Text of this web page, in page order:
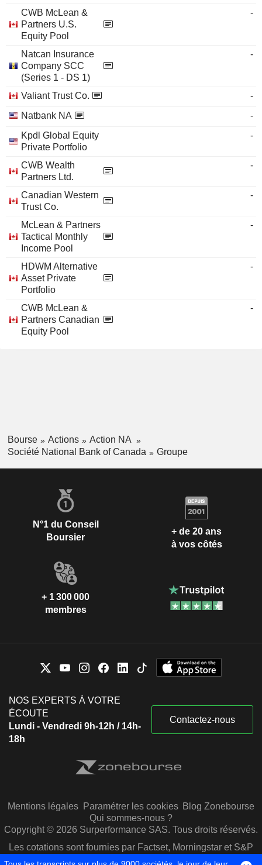
CWB McLean &
Partners U.S.
Equity Pool
-
Natcan Insurance
Company SCC
(Series 1 - DS 1)
-
Valiant Trust Co.
-
Natbank NA
-
Kpdl Global Equity
Private Portfolio
-
CWB Wealth
Partners Ltd.
-
Canadian Western
Trust Co.
-
McLean & Partners
Tactical Monthly
Income Pool
-
HDWM Alternative
Asset Private
Portfolio
-
CWB McLean &
Partners Canadian
Equity Pool
-
Bourse Actions
Action NA
Société National Bank of Canada
Groupe
N°1 du Conseil
Boursier
+ de 20 ans
à vos côtés
+ 1 300 000
membres
NOS EXPERTS À VOTRE
ÉCOUTE
Lundi - Vendredi 9h-12h / 14h-
18h
Contactez-nous
Mentions légales Paramétrer les cookies Blog Zonebourse
Qui sommes-nous ?
Copyright © 2026 Surperformance SAS. Tous droits réservés.
Les cotations sont fournies par Factset, Morningstar et S&P
Capital IQ